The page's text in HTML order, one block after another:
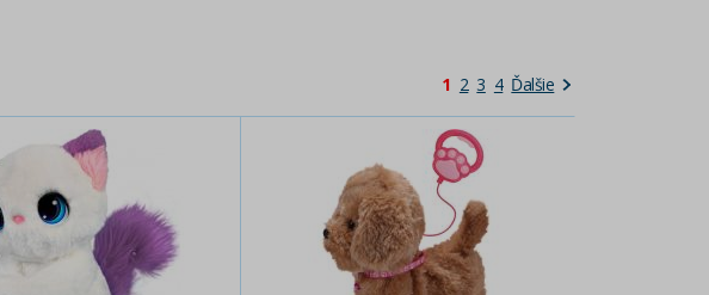
1 2 3 4 Ďalšie